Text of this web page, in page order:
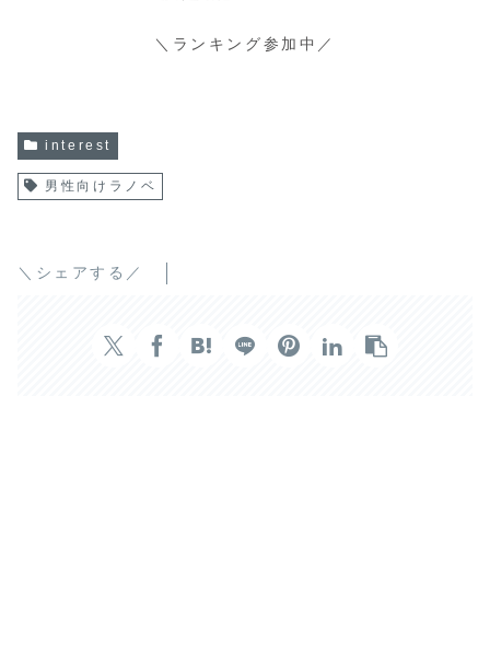
＼ランキング参加中／
interest
男性向けラノベ
＼シェアする／